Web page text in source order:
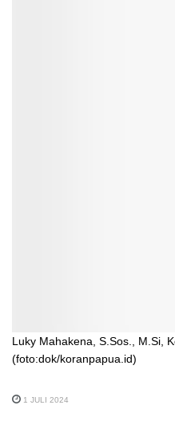
Luky Mahakena, S.Sos., M.Si,
(foto:dok/koranpapua.id)
1 JULI 2024